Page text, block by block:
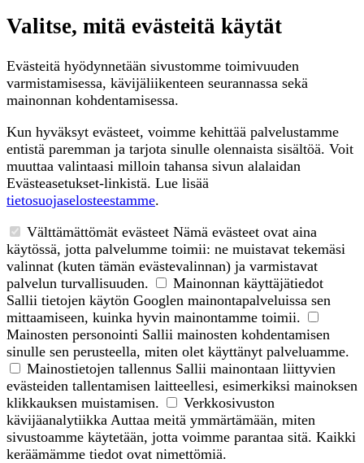
Valitse, mitä evästeitä käytät
Evästeitä hyödynnetään sivustomme toimivuuden
varmistamisessa, kävijäliikenteen seurannassa sekä
mainonnan kohdentamisessa.
Kun hyväksyt evästeet, voimme kehittää palvelustamme
entistä paremman ja tarjota sinulle olennaista sisältöä. Voit
muuttaa valintaasi milloin tahansa sivun alalaidan
Evästeasetukset-linkistä. Lue lisää
tietosuojaselosteestamme.
Välttämättömät evästeet Nämä evästeet ovat aina
käytössä, jotta palvelumme toimii: ne muistavat tekemäsi
valinnat (kuten tämän evästevalinnan) ja varmistavat
palvelun turvallisuuden.
Mainonnan käyttäjätiedot
Sallii tietojen käytön Googlen mainontapalveluissa sen
mittaamiseen, kuinka hyvin mainontamme toimii.
Mainosten personointi Sallii mainosten kohdentamisen
sinulle sen perusteella, miten olet käyttänyt palveluamme.
Mainostietojen tallennus Sallii mainontaan liittyvien
evästeiden tallentamisen laitteellesi, esimerkiksi mainoksen
klikkauksen muistamisen.
Verkkosivuston
kävijäanalytiikka Auttaa meitä ymmärtämään, miten
sivustoamme käytetään, jotta voimme parantaa sitä. Kaikki
keräämämme tiedot ovat nimettömiä.